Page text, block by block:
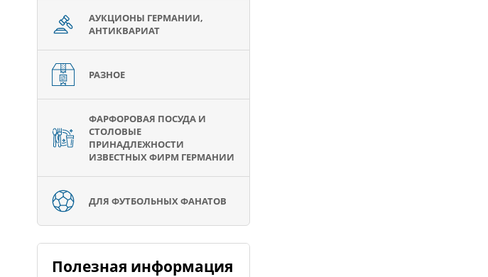
АУКЦИОНЫ ГЕРМАНИИ,
АНТИКВАРИАТ
РАЗНОЕ
ФАРФОРОВАЯ ПОСУДА И
СТОЛОВЫЕ
ПРИНАДЛЕЖНОСТИ
ИЗВЕСТНЫХ ФИРМ ГЕРМАНИИ
ДЛЯ ФУТБОЛЬНЫХ ФАНАТОВ
Полезная информация